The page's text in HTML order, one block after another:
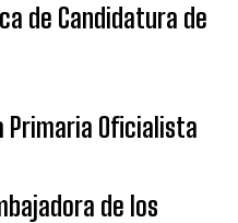
de Candidatura de
Primaria Oficialista
de los